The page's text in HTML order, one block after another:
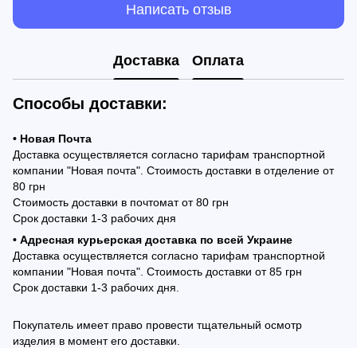
Написать отзыв
Доставка Оплата
Способы доставки:
• Новая Почта
Доставка осуществляется согласно тарифам транспортной
компании "Новая почта". Стоимость доставки в отделение от
80 грн
Стоимость доставки в почтомат от 80 грн
Срок доставки 1-3 рабочих дня
• Адресная курьерская доставка по всей Украине
Доставка осуществляется согласно тарифам транспортной
компании "Новая почта". Стоимость доставки от 85 грн
Срок доставки 1-3 рабочих дня.
Покупатель имеет право провести тщательный осмотр
изделия в момент его доставки.